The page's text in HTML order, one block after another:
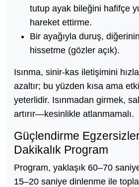
tutup ayak bileğini hafifçe
hareket ettirme.
Bir ayağıyla duruş,
hissetme (gözler açık).
Isınma, sinir-kas iletişimini
azaltır; bu yüzden kısa ama
yeterlidir. Isınmadan girmek,
artırır—kesinlikle atlanmamalı.
Güçlendirme
Dakikalık Program
Program, yaklaşık 60–70
15–20 saniye dinlenme ile